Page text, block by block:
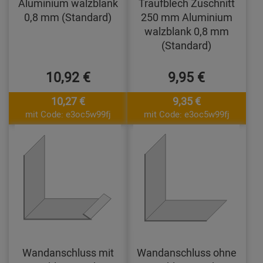
Aluminium walzblank
0,8 mm (Standard)
10,92 €
10,27 €
mit Code: e3oc5w99fj
Traufblech Zuschnitt
250 mm Aluminium
walzblank 0,8 mm
(Standard)
9,95 €
9,35 €
mit Code: e3oc5w99fj
Wandanschluss mit
Wandanschluss ohne